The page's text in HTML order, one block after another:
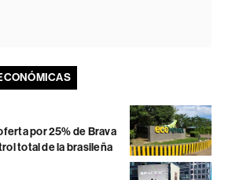
por 25% de Brava
total de la brasileña